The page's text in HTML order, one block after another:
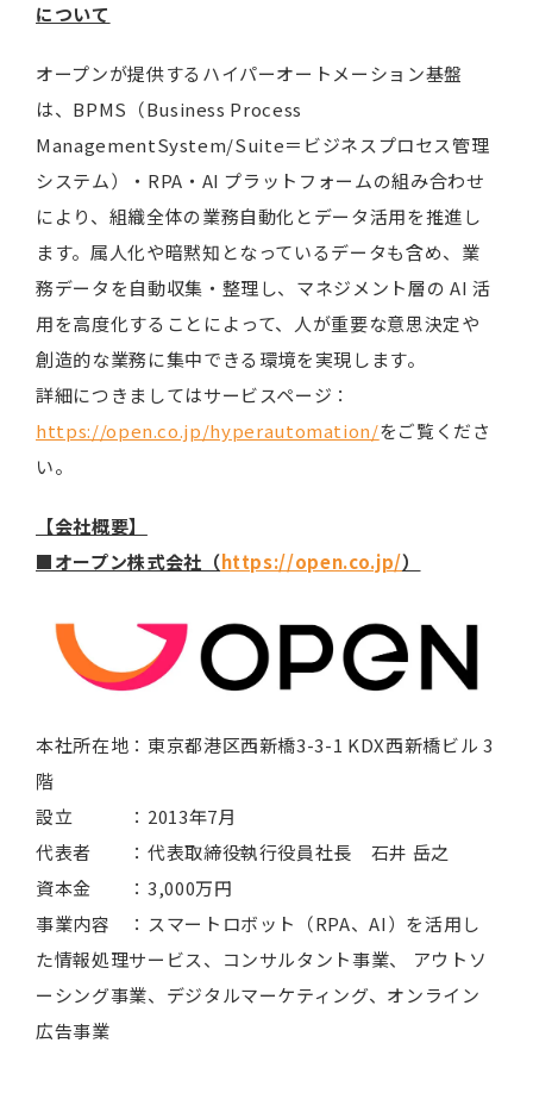
について
オープンが提供するハイパーオートメーション基盤
は、BPMS（Business Process
ManagementSystem/Suite＝ビジネスプロセス管理
システム）・RPA・AI プラットフォームの組み合わせ
により、組織全体の業務自動化とデータ活用を推進し
ます。属人化や暗黙知となっているデータも含め、業
務データを自動収集・整理し、マネジメント層の AI 活
用を高度化することによって、人が重要な意思決定や
創造的な業務に集中できる環境を実現します。
詳細につきましてはサービスページ：
https://open.co.jp/hyperautomation/をご覧くださ
い。
【会社概要】
■オープン株式会社（https://open.co.jp/）
本社所在地：東京都港区西新橋3-3-1 KDX西新橋ビル 3
階
設立 ：2013年7月
代表者 ：代表取締役執行役員社長 石井 岳之
資本金 ：3,000万円
事業内容 ：スマートロボット（RPA、AI）を活用し
た情報処理サービス、コンサルタント事業、 アウトソ
ーシング事業、デジタルマーケティング、オンライン
広告事業